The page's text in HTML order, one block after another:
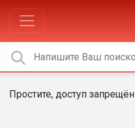
Простите, доступ запрещён